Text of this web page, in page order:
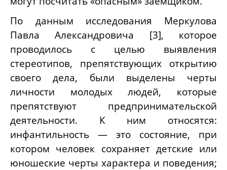
По данным исследования
Меркулова
Павла Александровича [3], которое
проводилось с целью выявления
стереотипов, препятствующих открытию
своего дела, были выделены черты
личности молодых людей, которые
препятствуют предпринимательской
деятельности. К ним относятся:
инфантильность — это состояние, при
котором человек сохраняет детские или
юношеские черты характера и поведения;